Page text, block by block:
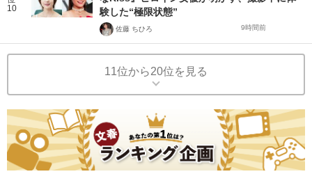
10
験した“極限状態”
佐藤 ちひろ 9時間前
11位から20位を見る